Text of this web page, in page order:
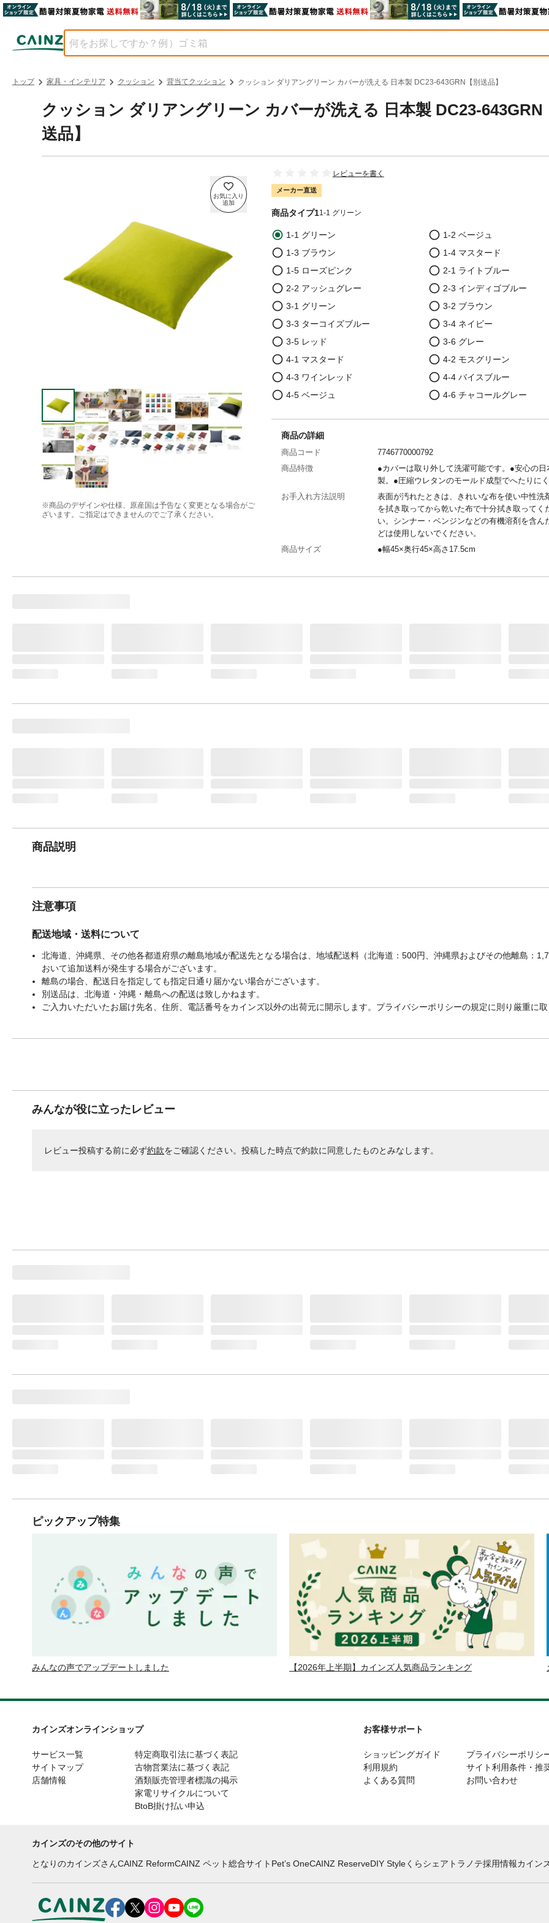
トップ 家具・インテリア クッション 背当てクッション クッション ダリアングリーン カバーが洗える 日本製 DC23-643GRN【別送品】
クッション ダリアングリーン カバーが洗える 日本製 DC23-643GRN
送品】
※商品のデザインや仕様、原産国は予告なく変更となる場合がご
ざいます。ご指定はできませんのでご了承ください。
レビューを書く
メーカー直送
商品タイプ11-1 グリーン
1-1 グリーン
1-2 ベージュ
1-3 ブラウン
1-4 マスタード
1-5 ローズピンク
2-1 ライトブルー
2-2 アッシュグレー
2-3 インディゴブルー
3-1 グリーン
3-2 ブラウン
3-3 ターコイズブルー
3-4 ネイビー
3-5 レッド
3-6 グレー
4-1 マスタード
4-2 モスグリーン
4-3 ワインレッド
4-4 バイスブルー
4-5 ベージュ
4-6 チャコールグレー
商品の詳細
商品コード
7746770000792
商品特徴
●カバーは取り外して洗濯可能です。●安心の日
製。●圧縮ウレタンのモールド成型でへたりにく
お手入れ方法説明
表面が汚れたときは、きれいな布を使い中性洗
を拭き取ってから乾いた布で十分拭き取ってく
い。シンナー・ベンジンなどの有機溶剤を含ん
どは使用しないでください。
商品サイズ
●幅45×奥行45×高さ17.5cm
使用ください。●ファスナーを開けて中身を出
本体重量
0.8kg
商品説明
注意事項
配送地域・送料について
北海道、沖縄県、その他各都道府県の離島地域が配送先となる場合は、地域配送料（北海道：500円、沖縄県およびその他離島：
おいて追加送料が発生する場合がございます。
離島の場合、配送日を指定しても指定日通り届かない場合がございます。
別送品は、北海道・沖縄・離島への配送は致しかねます。
ご入力いただいたお届け先名、住所、電話番号をカインズ以外の出荷元に開示します。プライバシーポリシーの規定に則り厳重に取
みんなが役に立ったレビュー
レビュー投稿する前に必ず約款をご確認ください。投稿した時点で約款に同意したものとみなします。
ピックアップ特集
みんなの声でアップデートしました 【2026年上半期】カインズ人気商品ランキング
カインズオンラインショップ
サービス一覧
サイトマップ
店舗情報
特定商取引法に基づく表記
古物営業法に基づく表記
酒類販売管理者標識の掲示
家電リサイクルについて
BtoB掛け払い申込
お客様サポート
ショッピングガイド
利用規約
よくある質問
プライバシーポリシ
サイト利用条件・推
お問い合わせ
カインズのその他のサイト
となりのカインズさんCAINZ ReformCAINZ ペット総合サイト Pet’s OneCAINZ ReserveDIY Styleくらシェア トラノテ採用情報カイン